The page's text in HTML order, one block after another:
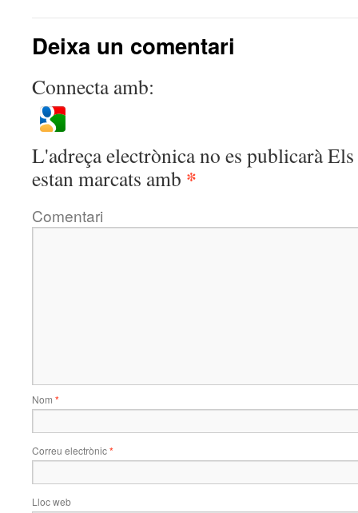
Deixa un comentari
Connecta amb:
L'adreça electrònica no es publicaràEls
estan marcats amb *
Comentari
Nom *
Correu electrònic*
Lloc web